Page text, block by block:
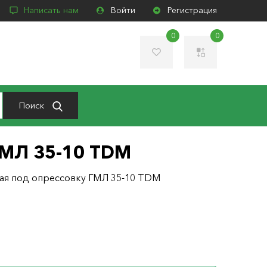
Написать нам Войти Регистрация
0 0
Поиск
35-10 TDM
под опрессовку ГМЛ 35-10 TDM